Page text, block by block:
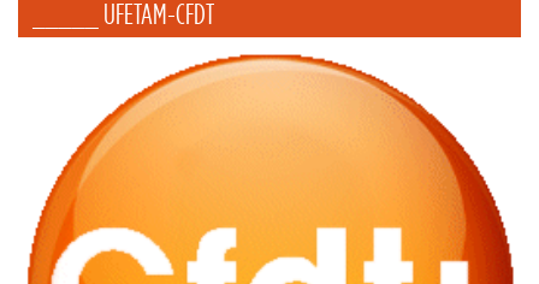
_____ UFETAM-CFDT